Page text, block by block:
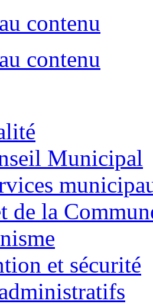
contenu
contenu
Municipal
de la
et sécurité